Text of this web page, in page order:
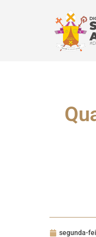
segunda-